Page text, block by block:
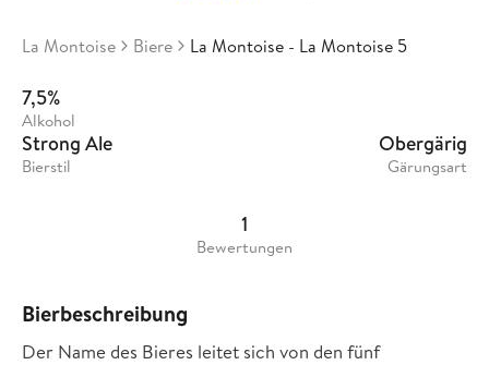
La Montoise Biere La Montoise - La Montoise 5
7,5%
Alkohol
Strong Ale
Bierstil
Obergärig
Gärungsart
1
Bewertungen
Bierbeschreibung
Der Name des Bieres leitet sich von den fünf